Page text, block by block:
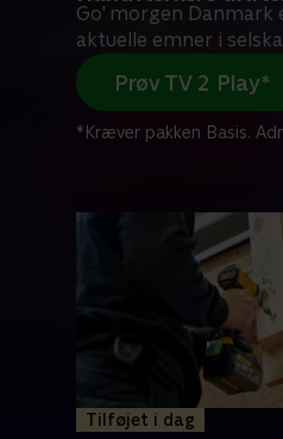
Go' morgen
aktuelle emner i
Prøv TV 2 Play*
*Kræver pakken Basis.
Tilføjet i dag